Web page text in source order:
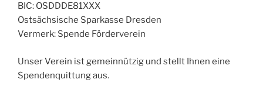
BIC: OSDDDE81XXX
Ostsächsische Sparkasse Dresden
Vermerk: Spende Förderverein
Unser Verein ist gemeinnützig und stellt Ihnen eine
Spendenquittung aus.